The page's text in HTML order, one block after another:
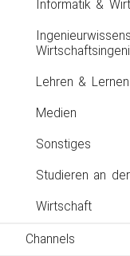
Informatik &
Lehren &
Medien
Sonstiges
Studieren an
Wirtschaft
Channels